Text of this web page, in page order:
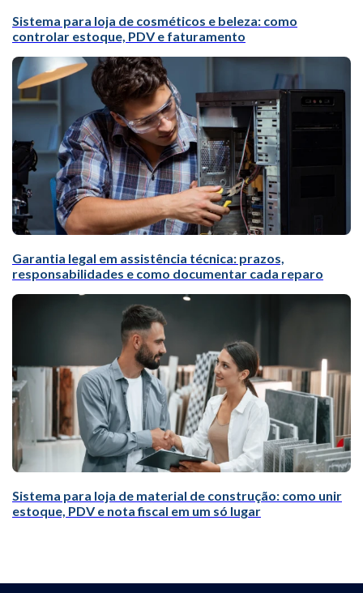
Sistema para loja de cosméticos e beleza: como
controlar estoque, PDV e faturamento
Garantia legal em assistência técnica: prazos,
responsabilidades e como documentar cada reparo
Sistema para loja de material de construção: como unir
estoque, PDV e nota fiscal em um só lugar